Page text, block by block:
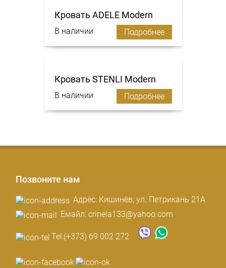
Кровать ADELE Modern
В наличии Подробнее
Кровать STENLI Modern
В наличии Подробнее
Позвоните нам
Адрес: Кишинёв, ул. Петрикань 21A
Емайл: crinela133@yahoo.com
Tel:(+373) 69 002 272